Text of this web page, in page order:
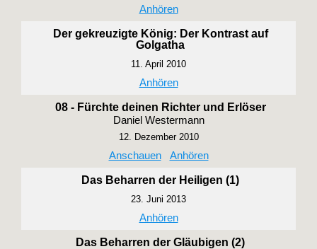
Anhören
Der gekreuzigte König: Der Kontrast auf
Golgatha
11. April 2010
Anhören
08 - Fürchte deinen Richter und Erlöser
Daniel Westermann
12. Dezember 2010
Anschauen Anhören
Das Beharren der Heiligen (1)
23. Juni 2013
Anhören
Das Beharren der Gläubigen (2)